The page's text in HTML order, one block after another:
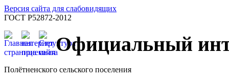
Версия сайта для слабовидящих
ГОСТ Р52872-2012
Официальный
Полётненского сельского поселения